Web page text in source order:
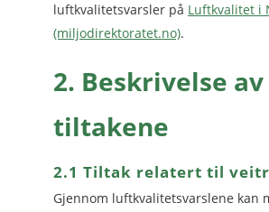
luftkvalitetsvarsler på Luftkvalitet i
(miljodirektoratet.no).
2. Beskrivelse av
tiltakene
2.1 Tiltak relatert til
Gjennom luftkvalitetsvarslene kan